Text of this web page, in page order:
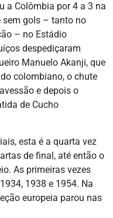
a Colômbia por 4 a 3 na
sem gols – tanto no
– no Estádio
despediçaram
Manuelo Akanji, que
colombiano, o chute
e depois o
de Cucho
esta é a quarta vez
de final, até então o
As primeiras vezes
1938 e 1954. Na
europeia parou nas